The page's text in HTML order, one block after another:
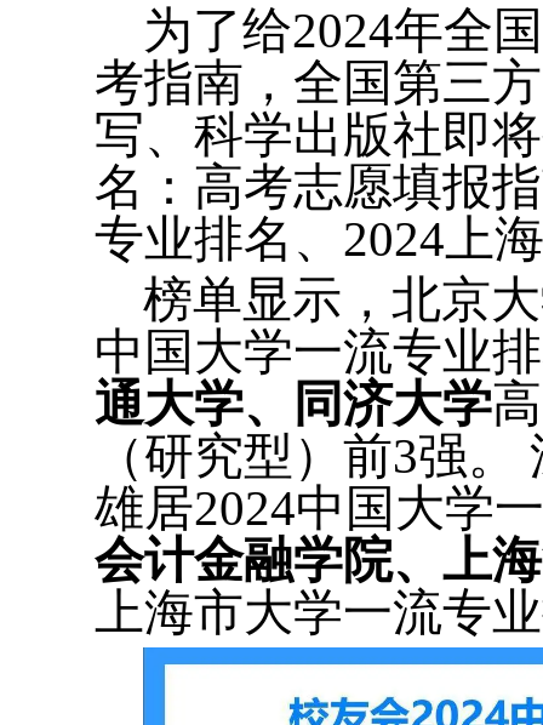
为了给2024年全
考指南，全国第三
写、科学出版社即
名：高考志愿填报
专业排名、2024上
榜单显示，北京
中国大学一流专业
通大学、同济大学
（研究型）前3强
雄居2024中国大学
会计金融学院、上
上海市大学一流专